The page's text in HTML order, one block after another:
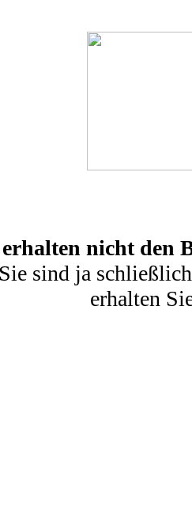
erhalten nicht den
Sie sind ja
erhalten